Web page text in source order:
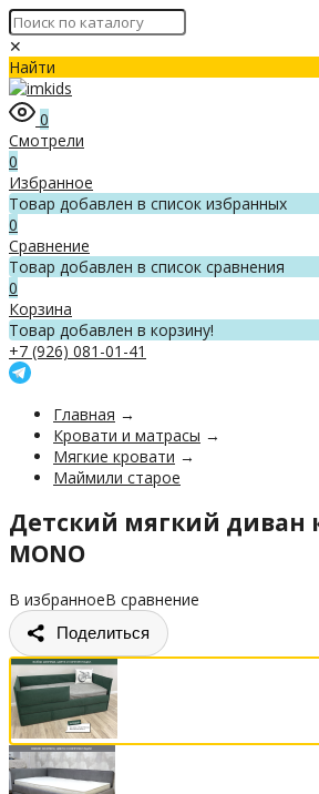
✕
Найти
0
Смотрели
0
Избранное
Товар добавлен в список избранных
0
Сравнение
Товар добавлен в список сравнения
0
Корзина
Товар добавлен в корзину!
+7 (926) 081-01-41
Главная →
Кровати и матрасы →
Мягкие кровати →
Маймили старое
Детский мягкий диван
MONO
В избранноеВ сравнение
Поделиться